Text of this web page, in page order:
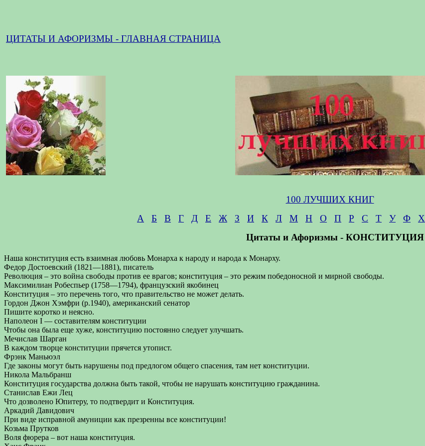
ЦИТАТЫ И АФОРИЗМЫ - ГЛАВНАЯ СТРАНИЦА
100 ЛУЧШИХ КНИГ
А
Б В Г Д Е Ж З И К Л М Н О П Р С Т У Ф Х
Цитаты и Афоризмы - КОНСТИТУЦИЯ
Наша конституция есть взаимная любовь Монарха к народу и народа к Монарху.
Федор Достоевский (1821—1881), писатель
Революция – это война свободы против ее врагов; конституция – это режим победоносной и мирной свободы.
Максимилиан Робеспьер (1758—1794), французский якобинец
Конституция – это перечень того, что правительство не может делать.
Гордон Джон Хэмфри (р.1940), американский сенатор
Пишите коротко и неясно.
Наполеон I — составителям конституции
Чтобы она была еще хуже, конституцию постоянно следует улучшать.
Мечислав Шарган
В каждом творце конституции прячется утопист.
Фрэнк Маньюэл
Где законы могут быть нарушены под предлогом общего спасения, там нет конституции.
Никола Мальбранш
Конституция государства должна быть такой, чтобы не нарушать конституцию гражданина.
Станислав Ежи Лец
Что дозволено Юпитеру, то подтвердит и Конституция.
Аркадий Давидович
При виде исправной амуниции как презренны все конституции!
Козьма Прутков
Воля фюрера – вот наша конституция.